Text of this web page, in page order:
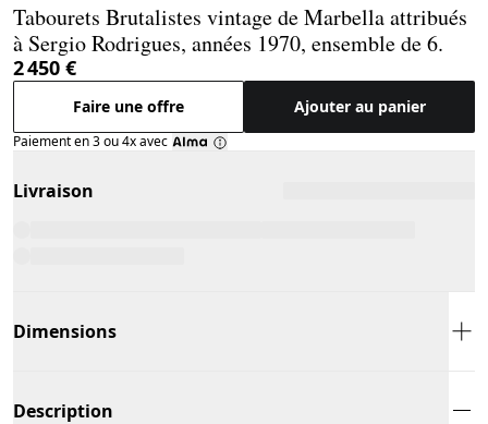
Tabourets Brutalistes vintage de Marbella attribués
à Sergio Rodrigues, années 1970, ensemble de 6.
2 450 €
Faire une offre Ajouter au panier
Paiement en 3 ou 4x avec
Livraison
Dimensions
Description